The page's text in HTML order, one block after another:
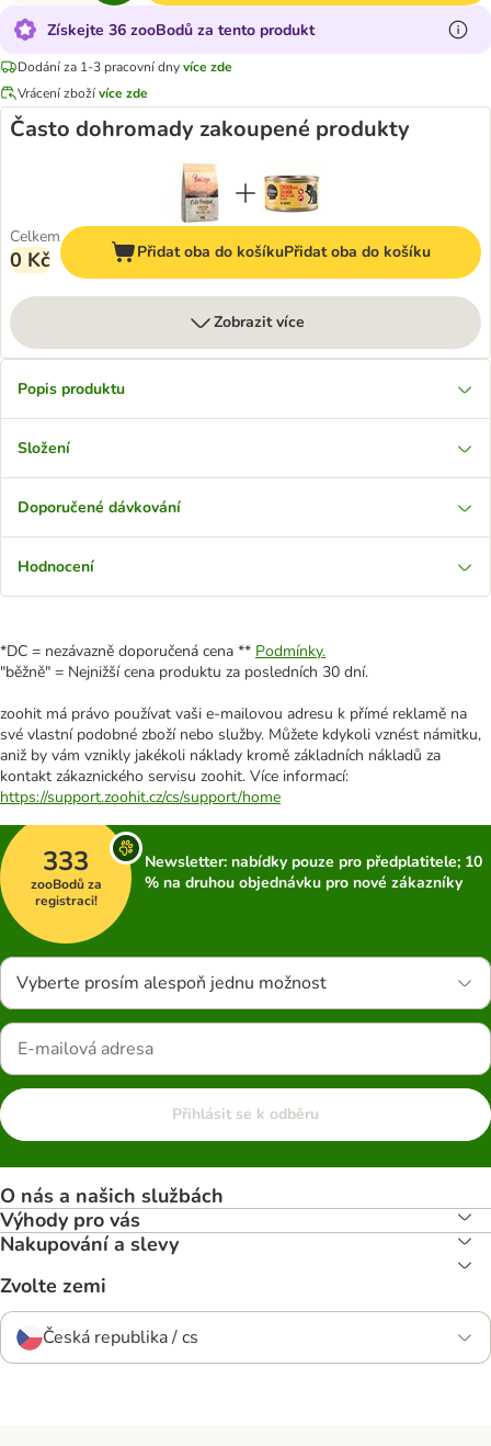
Získejte 36 zooBodů za tento produkt
Dodání za 1-3 pracovní dnyvíce zde
Vrácení zbožívíce zde
Často dohromady zakoupené produkty
Celkem
0 Kč Přidat oba do košíkuPřidat oba do košíku
Zobrazit více
Popis produktu
Složení
Doporučené dávkování
Hodnocení
*DC = nezávazně doporučená cena ** Podmínky.
"běžně" = Nejnižší cena produktu za posledních 30 dní.
zoohit má právo používat vaši e-mailovou adresu k přímé reklamě na
své vlastní podobné zboží nebo služby. Můžete kdykoli vznést námitku,
aniž by vám vznikly jakékoli náklady kromě základních nákladů za
kontakt zákaznického servisu zoohit. Více informací:
https://support.zoohit.cz/cs/support/home
333
zooBodů za
registraci!
Newsletter: nabídky pouze pro předplatitele; 10
% na druhou objednávku pro nové zákazníky
Vyberte prosím alespoň jednu možnost
Přihlásit se k odběru
O nás a našich službách
Výhody pro vás
Nakupování a slevy
Zvolte zemi
Česká republika / cs